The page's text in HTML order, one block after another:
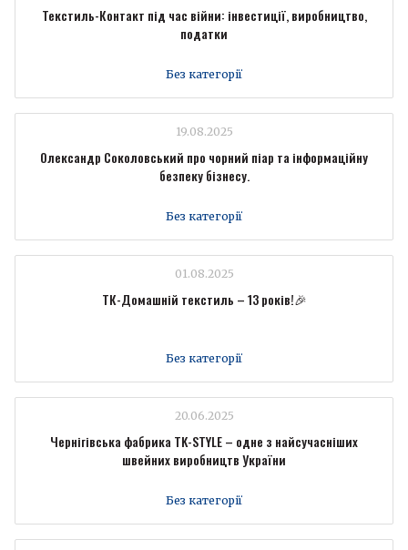
Текстиль-Контакт під час війни: інвестиції, виробництво,
податки
Без категорії
19.08.2025
Олександр Соколовський про чорний піар та інформаційну
безпеку бізнесу.
Без категорії
01.08.2025
ТК-Домашній текстиль – 13 років!🎉
Без категорії
20.06.2025
Чернігівська фабрика TK-STYLE – одне з найсучасніших
швейних виробництв України
Без категорії